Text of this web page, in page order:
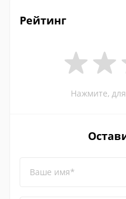
Рейтинг
Нажмите,
Ваше имя*